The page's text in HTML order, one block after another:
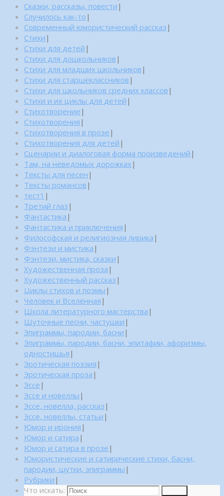
Сказки, рассказы, повести |
Случилось как-то |
Современный юмористический рассказ |
Стихи |
Стихи для детей |
Стихи для дошкольников |
Стихи для младших школьников |
Стихи для старшеклассников |
Стихи для школьников средних классов |
Стихи и их циклы для детей |
Стихотворение |
Стихотворения |
Стихотворения в прозе |
Стихотворения для детей |
Сценарии и диалоговая форма произведений |
Там, на неведомых дорожках |
Тексты для песен |
Тексты романсов |
тест1 |
Третий глаз |
Фантастика |
Фантастика и приключения |
Философская и религиозная лирика |
Фэнтези и мистика |
Фэнтези, мистика, сказки |
Художественная проза |
Художественный рассказ |
Циклы стихов и поэмы |
Человек и Вселенная |
Школа литературного мастерства |
Шуточные песни, частушки |
Эпиграммы, пародии, басни |
Эпиграммы, пародии, басни, эпитафии, афоризмы,
одностишья |
Эротическая поэзия |
Эротическая проза |
Эссе |
Эссе и новеллы |
Эссе, новелла, рассказ |
Эссе, новеллы, статьи |
Юмор и ирония |
Юмор и сатира |
Юмор и сатира в прозе |
Юмористические и сатирические стихи, басни,
пародии, шутки, эпиграммы |
Рубрики |
Что искать: